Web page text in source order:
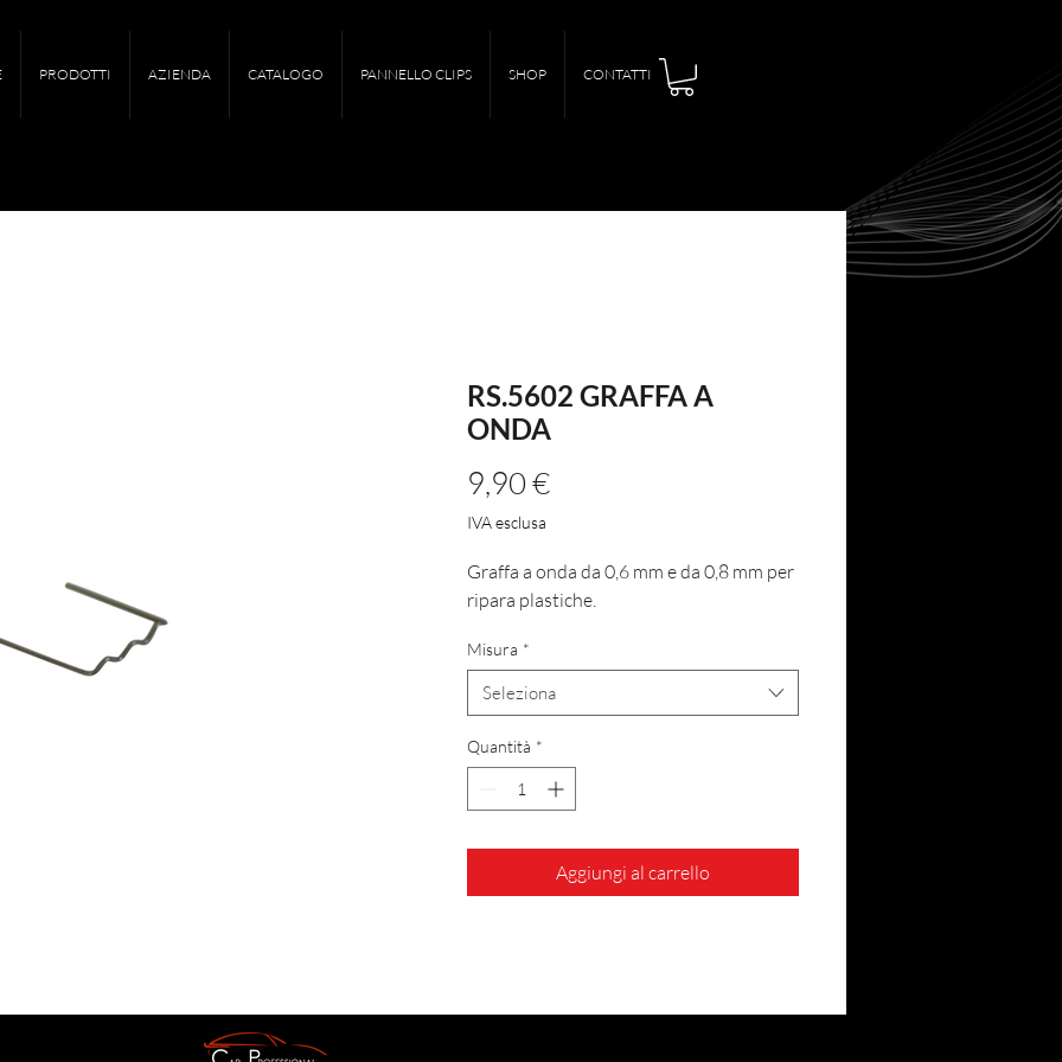
PRODOTTI AZIENDA CATALOGO PANNELLO CLIPS SHOP CONTATTI
RS.5602 GRAFFA A
ONDA
9,90 €Prezzo
IVA esclusa
Graffa a onda da 0,6 mm e da 0,8 mm per
ripara plastiche.
Misura *
Seleziona
Quantità *
Aggiungi al carrello